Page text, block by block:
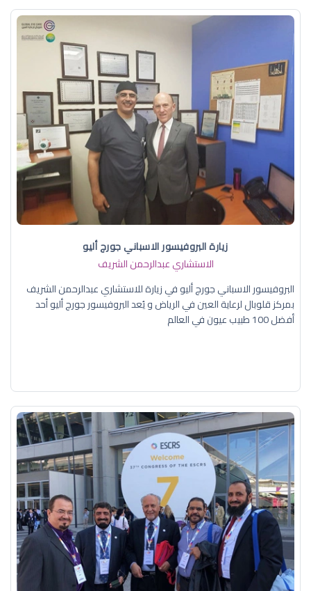
زيارة البروفيسور الاسباني جورج أليو
الاستشاري عبدالرحمن الشريف
البروفيسور الاسباني جورج أليو في زيارة للاستشاري عبدالرحمن الشريف
بمركز قلوبال لرعاية العين في الرياض و يُعد البروفيسور جورج أليو أحد
أفضل 100 طبيب عيون في العالم